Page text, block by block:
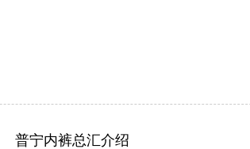
普宁内裤总汇介绍